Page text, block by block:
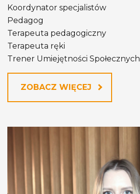
Koordynator specjalistów
Pedagog
Terapeuta pedagogiczny
Terapeuta ręki
Trener Umiejętności Społecznych
ZOBACZ WIĘCEJ